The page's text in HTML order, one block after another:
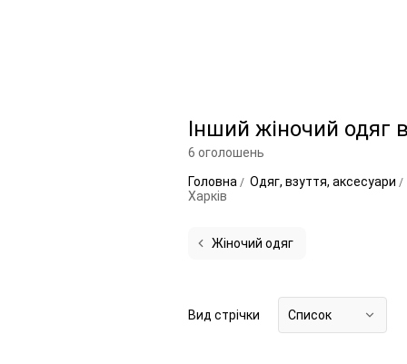
Інший жіночий одяг
6 оголошень
Головна
Одяг, взуття, аксесуари
Харків
Жіночий одяг
Вид стрічки Список